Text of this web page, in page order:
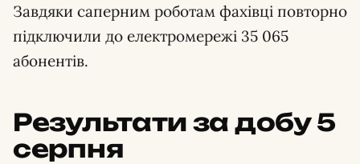
Завдяки саперним роботам фахівці повторно
підключили до електромережі 35 065
абонентів.
Результати за добу 5
серпня